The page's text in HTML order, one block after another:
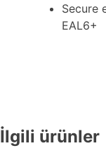
Secure
EAL6+
İlgili ürünler